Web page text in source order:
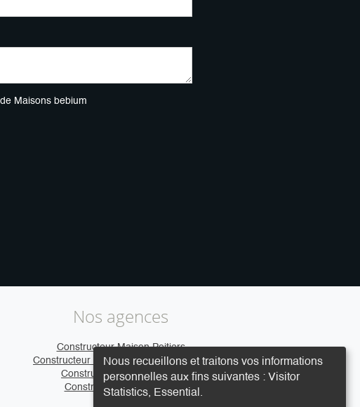
Maisons bebium
Nos agences
Constructeur Maison Poitiers
Constructeur Maison Clermont-Ferrand
Constructeur Maison Caen
Constructeur Maison Vire
Nous recueillons et traitons vos informations
personnelles aux fins suivantes : Visitor
Statistics, Essential .